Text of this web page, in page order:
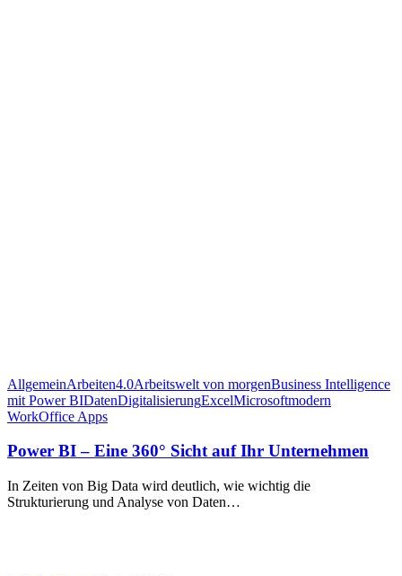
AllgemeinArbeiten4.0Arbeitswelt von morgenBusiness Intelligence
mit Power BIDatenDigitalisierungExcelMicrosoftmodern
WorkOffice Apps
Power BI – Eine 360° Sicht auf Ihr Unternehmen
In Zeiten von Big Data wird deutlich, wie wichtig die
Strukturierung und Analyse von Daten…